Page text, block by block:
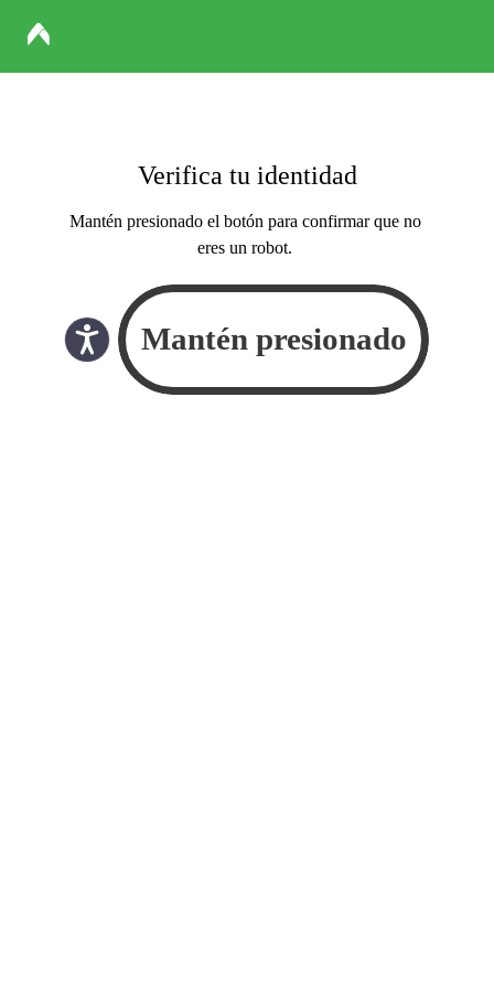
Verifica tu identidad
Mantén presionado el botón para confirmar que no
eres un robot.